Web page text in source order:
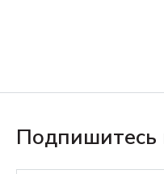
Подпишитесь